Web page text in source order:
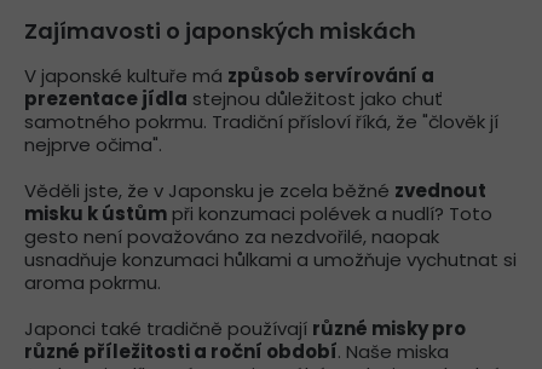
Zajímavosti o japonských miskách
V japonské kultuře má způsob servírování a
prezentace jídla stejnou důležitost jako chuť
samotného pokrmu. Tradiční přísloví říká, že "člověk jí
nejprve očima".
Věděli jste, že v Japonsku je zcela běžné zvednout
misku k ústům při konzumaci polévek a nudlí? Toto
gesto není považováno za nezdvořilé, naopak
usnadňuje konzumaci hůlkami a umožňuje vychutnat si
aroma pokrmu.
Japonci také tradičně používají různé misky pro
různé příležitosti a roční období. Naše miska